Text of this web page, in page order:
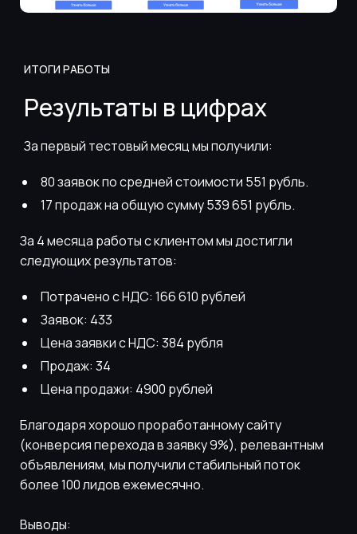
ИТОГИ РАБОТЫ
Результаты в цифрах
За первый тестовый месяц мы получили:
80 заявок по средней стоимости 551 рубль.
17 продаж на общую сумму 539 651 рубль.
За 4 месяца работы с клиентом мы достигли
следующих результатов:
Потрачено с НДС: 166 610 рублей
Заявок: 433
Цена заявки с НДС: 384 рубля
Продаж: 34
Цена продажи: 4900 рублей
Благодаря хорошо проработанному сайту
(конверсия перехода в заявку 9%), релевантным
объявлениям, мы получили стабильный поток
более 100 лидов ежемесячно.
Выводы: